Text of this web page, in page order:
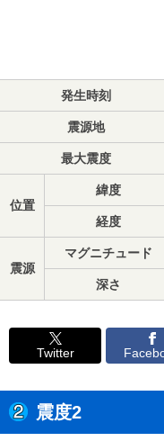
発生時刻
震源地
最大震度
位置
緯度
経度
震源
マグニチュード
深さ
Twitter
震度2